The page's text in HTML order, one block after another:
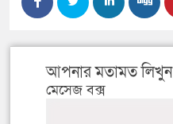
আপনার মতামত লিখুন
মেসেজ বক্স